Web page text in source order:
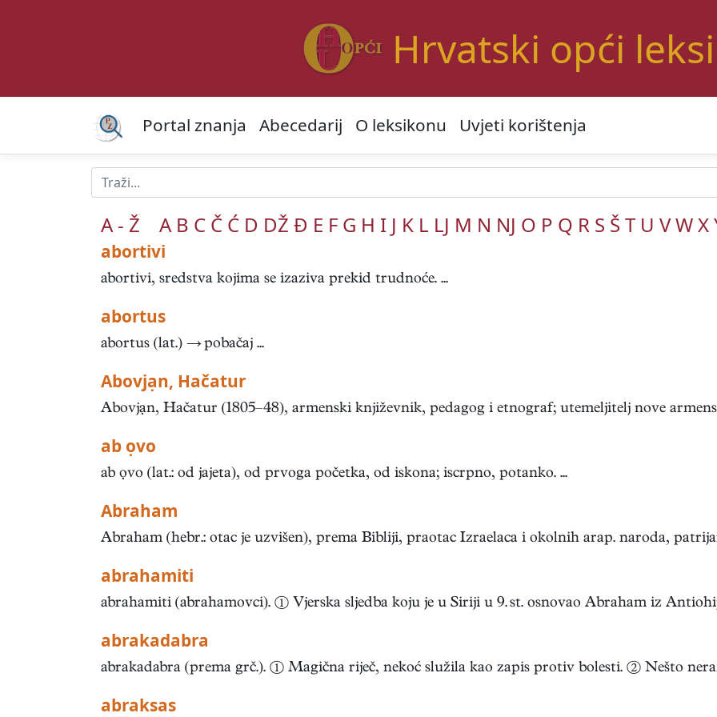
Hrvatski opći
Portal znanja Abecedarij O leksikonu Uvjeti korištenja
A - Ž A B C Č Ć D DŽ Đ E F G H I J K L LJ M N NJ O P Q R S Š T U VWX
abortivi
abortivi, sredstva kojima se izaziva prekid trudnoće. ...
abortus
abortus (lat.) → pobačaj ...
Abovjạn, Hačatur
Abovjạn, Hačatur (1805–48), armenski književnik, pedagog i etnograf; utemeljitelj nove
ab ọvo
ab ọvo (lat.: od jajeta), od prvoga početka, od iskona; iscrpno, potanko. ...
Abraham
Abraham (hebr.: otac je uzvišen), prema Bibliji, praotac Izraelaca i okolnih arap. naroda,
abrahamiti
abrahamiti (abrahamovci). ① Vjerska sljedba koju je u Siriji u 9. st. osnovao Abraham iz
abrakadabra
abrakadabra (prema grč.). ① Magična riječ, nekoć služila kao zapis protiv bolesti. ② Nešto
abraksas